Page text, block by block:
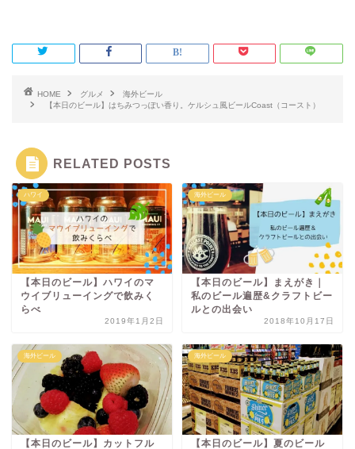
HOME グルメ
海外ビール
【本日のビール】はちみつっぽい香り。ケルシュ風ビールCoast（コースト）
RELATED POSTS
ハワイ
【本日のビール】ハワイのマ
ウイブリューイングで飲みく
らべ
2019年1月2日
海外ビール
【本日のビール】まえがき｜
私のビール遍歴&クラフトビー
ルとの出会い
2018年10月17日
海外ビール
【本日のビール】カットフル
海外ビール
【本日のビール】夏のビール